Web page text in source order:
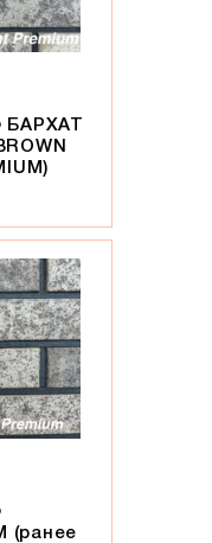
БАРХАТ
(ранее